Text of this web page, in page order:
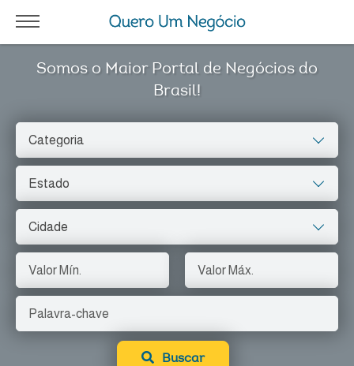
Somos o Maior Portal de Negócios do
Brasil!
Buscar